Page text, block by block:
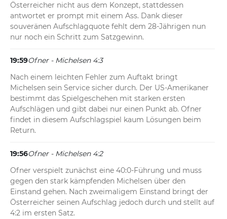
Österreicher nicht aus dem Konzept, stattdessen
antwortet er prompt mit einem Ass. Dank dieser
souveränen Aufschlagquote fehlt dem 28-Jährigen nun
nur noch ein Schritt zum Satzgewinn.
19:59Ofner - Michelsen 4:3
Nach einem leichten Fehler zum Auftakt bringt
Michelsen sein Service sicher durch. Der US-Amerikaner
bestimmt das Spielgeschehen mit starken ersten
Aufschlägen und gibt dabei nur einen Punkt ab. Ofner
findet in diesem Aufschlagspiel kaum Lösungen beim
Return.
19:56Ofner - Michelsen 4:2
Ofner verspielt zunächst eine 40:0-Führung und muss
gegen den stark kämpfenden Michelsen über den
Einstand gehen. Nach zweimaligem Einstand bringt der
Österreicher seinen Aufschlag jedoch durch und stellt auf
4:2 im ersten Satz.